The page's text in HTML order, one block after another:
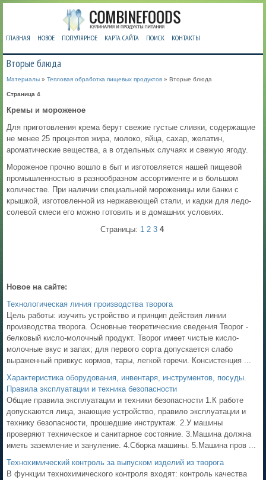
ГЛАВНАЯ НОВОЕ ПОПУЛЯРНОЕ КАРТА САЙТА ПОИСК КОНТАКТЫ
Вторые блюда
Материалы » Тепловая обработка пищевых продуктов » Вторые блюда
Страница 4
Кремы и мороженое
Для приготовления крема берут свежие густые сливки, содержащие
не менее 25 процентов жира, молоко, яйца, сахар, желатин,
ароматические вещества, а в отдельных случаях и свежую ягоду.
Мороженое прочно вошло в быт и изготовляется нашей пищевой
промышленностью в разнообразном ассортименте и в большом
количестве. При наличии специальной мороженицы или банки с
крышкой, изготовленной из нержавеющей стали, и кадки для ледо-
солевой смеси его можно готовить и в домашних условиях.
Страницы: 1 2 3 4
Новое на сайте:
Технологическая линия производства творога
Цель работы: изучить устройство и принцип действия линии
производства творога. Основные теоретические сведения Творог -
белковый кисло-молочный продукт. Творог имеет чистые кисло-
молочные вкус и запах; для первого сорта допускается слабо
выраженный привкус кормов, тары, легкой горечи. Консистенция ...
Характеристика оборудования, инвентаря, инструментов, посуды.
Правила эксплуатации и техника безопасности
Общие правила эксплуатации и техники безопасности 1.К работе
допускаются лица, знающие устройство, правило эксплуатации и
технику безопасности, прошедшие инструктаж. 2.У машины
проверяют техническое и санитарное состояние. 3.Машина должна
иметь заземление и зануление. 4.Сборка машины. 5.Машина пров ...
Технохимический контроль за выпуском изделий из творога
В функции технохимического контроля входят: контроль качества